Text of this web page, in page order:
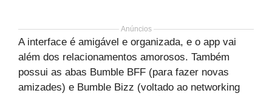
Anúncios
A interface é amigável e organizada, e o app vai
além dos relacionamentos amorosos. Também
possui as abas Bumble BFF (para fazer novas
amizades) e Bumble Bizz (voltado ao networking